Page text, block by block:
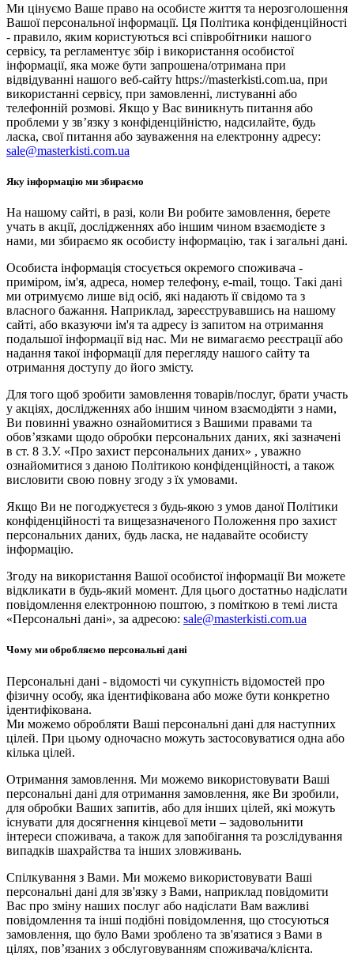
Ми цінуємо Ваше право на особисте життя та нерозголошення
Вашої персональної інформації. Ця Політика конфіденційності
- правило, яким користуються всі співробітники нашого
сервісу, та регламентує збір і використання особистої
інформації, яка може бути запрошена/отримана при
відвідуванні нашого веб-сайту https://masterkisti.com.ua, при
використанні сервісу, при замовленні, листуванні або
телефонній розмові. Якщо у Вас виникнуть питання або
проблеми у зв’язку з конфіденційністю, надсилайте, будь
ласка, свої питання або зауваження на електронну адресу:
sale@masterkisti.com.ua
Яку інформацію ми збираємо
На нашому сайті, в разі, коли Ви робите замовлення, берете
учать в акції, дослідженнях або іншим чином взаємодієте з
нами, ми збираємо як особисту інформацію, так і загальні дані.
Особиста інформація стосується окремого споживача -
приміром, ім'я, адреса, номер телефону, e-mail, тощо. Такі дані
ми отримуємо лише від осіб, які надають її свідомо та з
власного бажання. Наприклад, зареєструвавшись на нашому
сайті, або вказуючи ім'я та адресу із запитом на отримання
подальшої інформації від нас. Ми не вимагаємо реєстрації або
надання такої інформації для перегляду нашого сайту та
отримання доступу до його змісту.
Для того щоб зробити замовлення товарів/послуг, брати участь
у акціях, дослідженнях або іншим чином взаємодіяти з нами,
Ви повинні уважно ознайомитися з Вашими правами та
обов’язками щодо обробки персональних даних, які зазначені
в ст. 8 З.У. «Про захист персональних даних» , уважно
ознайомитися з даною Політикою конфіденційності, а також
висловити свою повну згоду з їх умовами.
Якщо Ви не погоджуєтеся з будь-якою з умов даної Політики
конфіденційності та вищезазначеного Положення про захист
персональних даних, будь ласка, не надавайте особисту
інформацію.
Згоду на використання Вашої особистої інформації Ви можете
відкликати в будь-який момент. Для цього достатньо надіслати
повідомлення електронною поштою, з поміткою в темі листа
«Персональні дані», за адресою: sale@masterkisti.com.ua
Чому ми обробляємо персональні дані
Персональні дані - відомості чи сукупність відомостей про
фізичну особу, яка ідентифікована або може бути конкретно
ідентифікована.
Ми можемо обробляти Ваші персональні дані для наступних
цілей. При цьому одночасно можуть застосовуватися одна або
кілька цілей.
Отримання замовлення. Ми можемо використовувати Ваші
персональні дані для отримання замовлення, яке Ви зробили,
для обробки Ваших запитів, або для інших цілей, які можуть
існувати для досягнення кінцевої мети – задовольнити
інтереси споживача, а також для запобігання та розслідування
випадків шахрайства та інших зловживань.
Спілкування з Вами. Ми можемо використовувати Ваші
персональні дані для зв'язку з Вами, наприклад повідомити
Вас про зміну наших послуг або надіслати Вам важливі
повідомлення та інші подібні повідомлення, що стосуються
замовлення, що було Вами зроблено та зв'язатися з Вами в
цілях, пов’язаних з обслуговуванням споживача/клієнта.